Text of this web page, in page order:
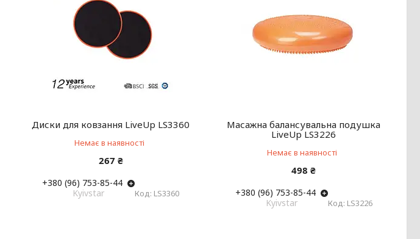
Диски для ковзання LiveUp LS3360
Немає в наявності
267 ₴
+380 (96) 753-85-44
Kyivstar
LS3360
Масажна балансувальна подушка
LiveUp LS3226
Немає в наявності
498 ₴
+380 (96) 753-85-44
Kyivstar
LS3226